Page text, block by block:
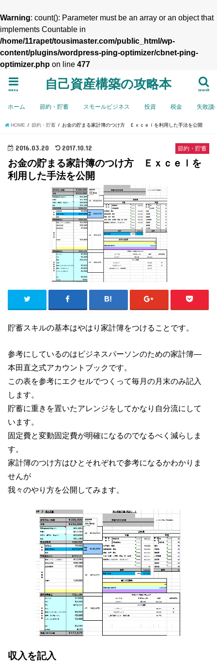
Warning: count(): Parameter must be an array or an object that
implements Countable in
/home/11rapet/tousimaster.com/public_html/wp-
content/plugins/wordpress-ping-optimizer/cbnet-ping-
optimizer.php on line 477
自己資産構築の攻略本 search
menu
ホーム 節約・貯蓄 スモールビジネス 投資 税金 失敗談
HOME 節約・貯蓄 お金の貯まる家計簿のつけ方 Ｅｘｃｅｌを利用した手法を公開
節約・貯蓄
2016.03.20 2017.10.12
お金の貯まる家計簿のつけ方 Ｅｘｃｅｌを
利用した手法を公開
貯蓄スキルの基本はやはり家計簿をつけることです。
参考にしているのはビジネスパーソンのための家計簿―
本田直之式アカウントブックです。
この表を参考にエクセルでつくって毎月の月末のみ記入
します。
貯蓄に重きを置いたアレンジをしてかなり自分流にして
います。
固定費と変動固定費が明確になるのでなるべく減らしま
す。
家計簿のつけ方はひとそれぞれで参考になるかわかりま
せんが
我々のやり方を公開してみます。
収入を記入